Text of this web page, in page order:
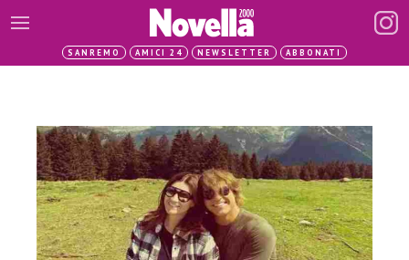
SANREMO AMICI 24 NEWSLETTER ABBONATI